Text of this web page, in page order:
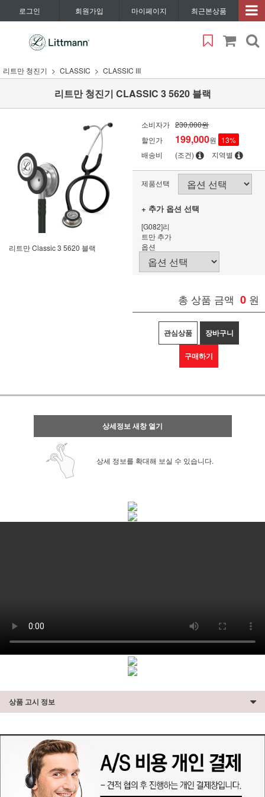
로그인 회원가입 마이페이지 최근본상품
리트만 청진기 CLASSIC CLASSIC III
리트만 청진기 CLASSIC 3 5620 블랙
리트만 Classic 3 5620 블랙
소비자가 230,000원
할인가
199,000원 13%
배송비
(조건) 지역별
제품선택
+ 추가 옵션 선택
[G082]리
트만 추가
옵션
총 상품 금액 0 원
관심상품 장바구니
구매하기
상세정보 새창 열기
상세 정보를 확대해 보실 수 있습니다.
상품 고시 정보